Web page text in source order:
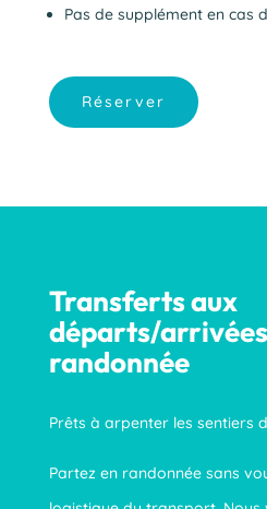
Pas de supplément en cas
Réserver
Transferts aux
départs/
randonnée
Prêts à arpenter les sentiers
Partez en randonnée sans